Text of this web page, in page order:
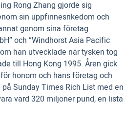
Rong Zhang gjorde sig
sin uppfinnesrikedom och
genom sina företag
och ”Windhorst Asia Pacific
han utvecklade när tysken tog
till Hong Kong 1995. Åren gick
honom och hans företag och
Sunday Times Rich List med en
värd 320 miljoner pund, en lista